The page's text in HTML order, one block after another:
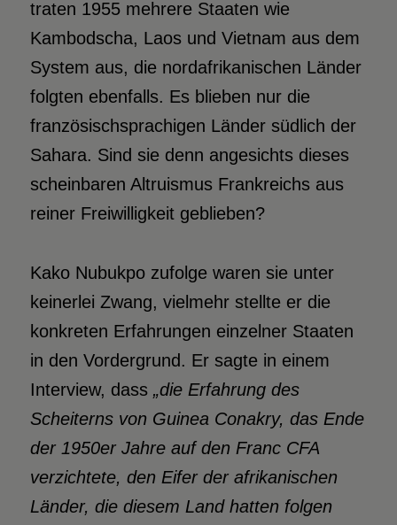
traten 1955 mehrere Staaten wie
Kambodscha, Laos und Vietnam aus dem
System aus, die nordafrikanischen Länder
folgten ebenfalls. Es blieben nur die
französischsprachigen Länder südlich der
Sahara. Sind sie denn angesichts dieses
scheinbaren Altruismus Frankreichs aus
reiner Freiwilligkeit geblieben?
Kako Nubukpo zufolge waren sie unter
keinerlei Zwang, vielmehr stellte er die
konkreten Erfahrungen einzelner Staaten
in den Vordergrund. Er sagte in einem
Interview, dass „die Erfahrung des
Scheiterns von Guinea Conakry, das Ende
der 1950er Jahre auf den Franc CFA
verzichtete, den Eifer der afrikanischen
Länder, die diesem Land hatten folgen